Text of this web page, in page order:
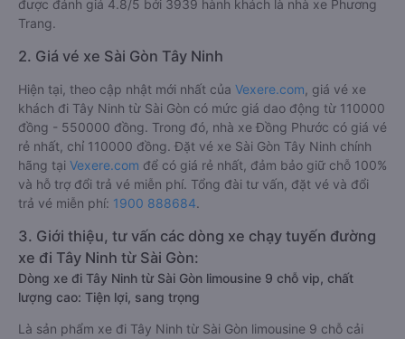
được đánh giá 4.8/5 bởi 3939 hành khách là nhà xe Phương
Trang.
2. Giá vé xe Sài Gòn Tây Ninh
Hiện tại, theo cập nhật mới nhất của Vexere.com , giá vé xe
khách đi Tây Ninh từ Sài Gòn có mức giá dao động từ 110000
đồng - 550000 đồng. Trong đó, nhà xe Đồng Phước có giá vé
rẻ nhất, chỉ 110000 đồng. Đặt vé xe Sài Gòn Tây Ninh chính
hãng tại Vexere.com để có giá rẻ nhất, đảm bảo giữ chỗ 100%
và hỗ trợ đổi trả vé miễn phí. Tổng đài tư vấn, đặt vé và đổi
trả vé miễn phí: 1900 888684.
3. Giới thiệu, tư vấn các dòng xe chạy tuyến đường
xe đi Tây Ninh từ Sài Gòn:
Dòng xe đi Tây Ninh từ Sài Gòn limousine 9 chỗ vip, chất
lượng cao: Tiện lợi, sang trọng
Là sản phẩm xe đi Tây Ninh từ Sài Gòn limousine 9 chỗ cải